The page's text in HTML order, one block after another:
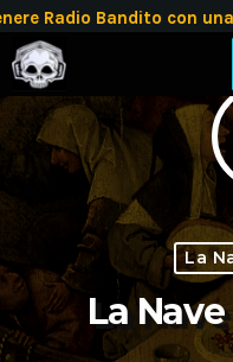
Radio Bandito con una
La
La